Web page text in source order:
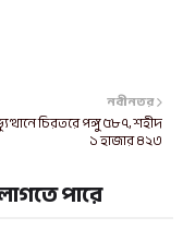
নবীনতর
চিরতরে পঙ্গু ৫৮৭, শহীদ
১ হাজার ৪২৩
পারে